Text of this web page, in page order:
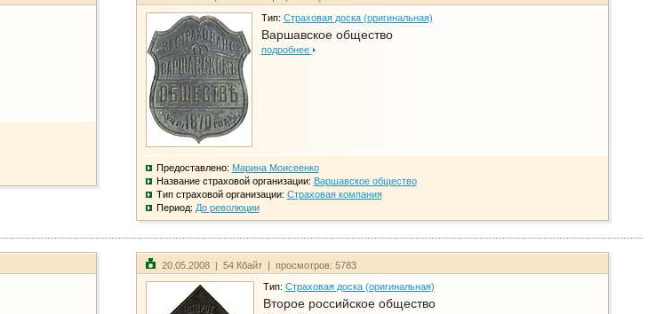
Тип: Страховая доска (оригинальная)
Варшавское общество
подробнее
Предоставлено: Марина Моисеенко
Название страховой организации: Варшавское общество
Тип страховой организации: Страховая компания
Период: До революции
20.05.2008 | 54 Кбайт | просмотров: 5783
Тип: Страховая доска (оригинальная)
Второе российское общество